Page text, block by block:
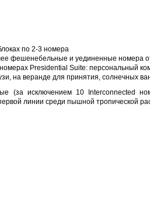
по 2-3 номера
фешенебельные и уединенные номера
Presidential Suite: персональный
на веранде для принятия, солнечных
(за исключением 10 Interconnected
линии среди пышной тропической